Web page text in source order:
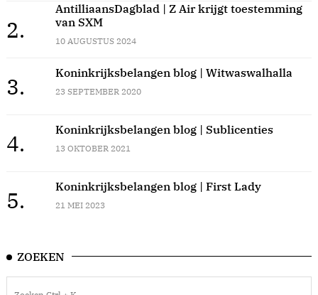
2.
AntilliaansDagblad | Z Air krijgt toestemming
van SXM
10 AUGUSTUS 2024
3.
Koninkrijksbelangen blog | Witwaswalhalla
23 SEPTEMBER 2020
4.
Koninkrijksbelangen blog | Sublicenties
13 OKTOBER 2021
5.
Koninkrijksbelangen blog | First Lady
21 MEI 2023
ZOEKEN